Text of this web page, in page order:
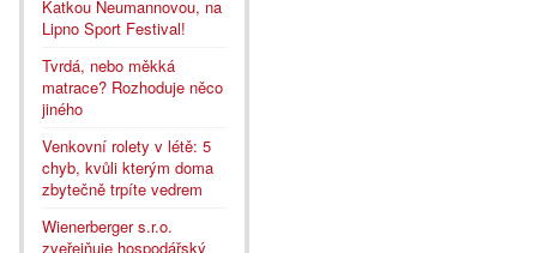
Katkou Neumannovou, na
Lipno Sport Festival!
Tvrdá, nebo měkká
matrace? Rozhoduje něco
jiného
Venkovní rolety v létě: 5
chyb, kvůli kterým doma
zbytečně trpíte vedrem
Wienerberger s.r.o.
zveřejňuje hospodářský